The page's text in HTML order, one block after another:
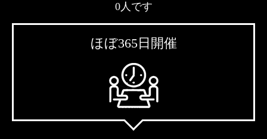
0人です
ほぼ365日開催